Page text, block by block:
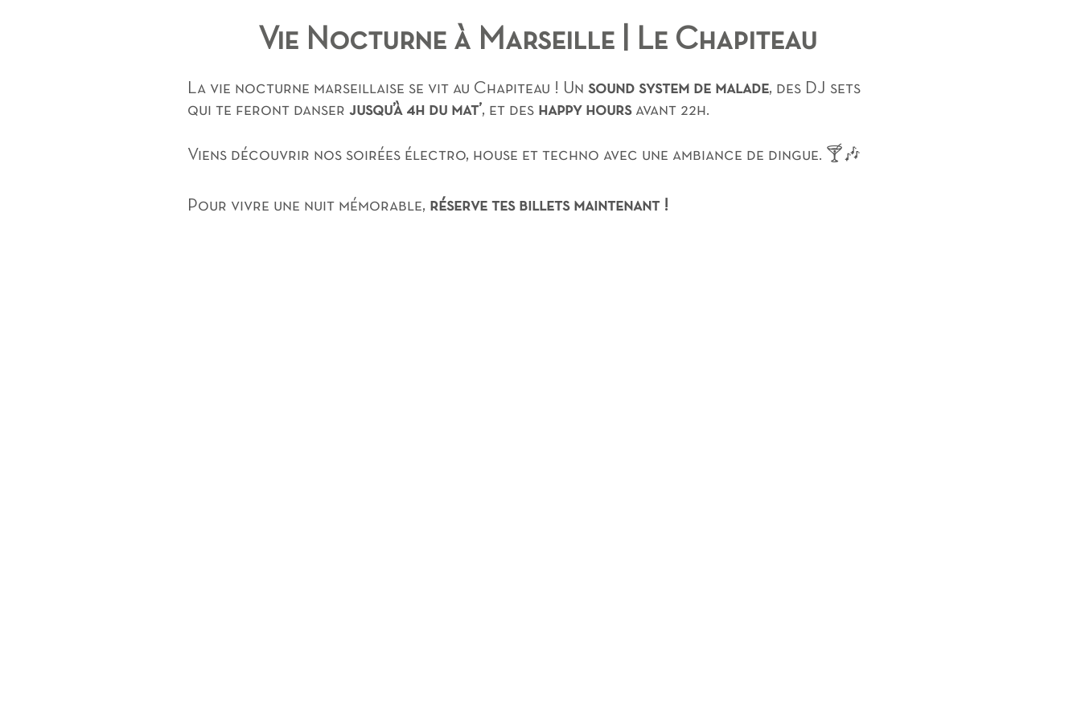
Vie Nocturne à Marseille | Le Chapiteau
La vie nocturne marseillaise se vit au Chapiteau ! Un sound system de malade, des DJ sets
qui te feront danser jusqu’à 4h du mat’, et des happy hoursavant 22h.
Viens découvrir nos soirées électro, house et techno avec une ambiance de dingue. 🍸🎶
Pour vivre une nuit mémorable, réserve tes billets maintenant !